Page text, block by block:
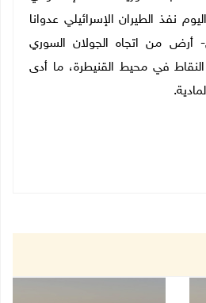
من فجر اليوم نفذ الطيران الإسرائيلي عدوانا
من اتجاه الجولان السوري
في محيط القنيطرة، ما أدى